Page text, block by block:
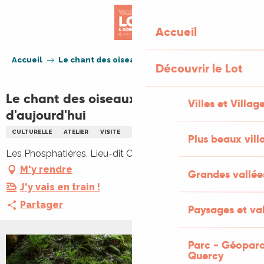
Accueil
Découvrir le Lot
Villes et
Plus beaux
Grandes
Paysages et
Parc -
Quercy
Accueil Le chant des oiseaux d'hier et d'aujourd'hui
Le chant des oiseaux d'hier et
d'aujourd'hui
CULTURELLE ATELIER VISITE
Les Phosphatières, Lieu-dit Cloup d'Aural, 46230 Bach
M'y rendre
J'y vais en train !
Partager